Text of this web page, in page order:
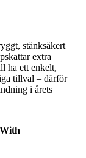
stänksäkert
extra
ha ett enkelt,
tillval – därför
i årets